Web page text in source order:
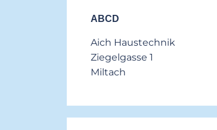
ABCD
Aich Haustechnik
Ziegelgasse 1
Miltach